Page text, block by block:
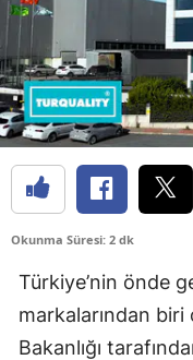
Okunma Süresi: 2 dk
Türkiye’nin önde
markalarından
Bakanlığı